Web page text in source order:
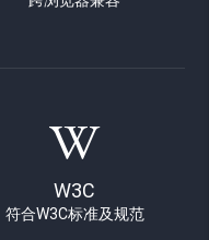
W3C
符合W3C标准及规范